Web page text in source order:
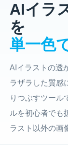
AIイラ
を
単一色
AIイラストの透
ラザラした質感
りつぶすツール
ルを初心者でも
ラスト以外の画